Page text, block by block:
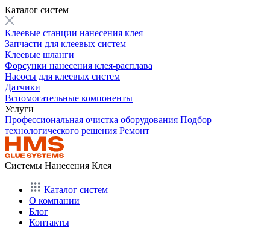
Каталог систем
Клеевые станции нанесения клея
Запчасти для клеевых систем
Клеевые шланги
Форсунки нанесения клея-расплава
Насосы для клеевых систем
Датчики
Вспомогательные компоненты
Услуги
Профессиональная очистка оборудования Подбор
технологического решения Ремонт
Системы Нанесения Клея
Каталог систем
О компании
Блог
Контакты